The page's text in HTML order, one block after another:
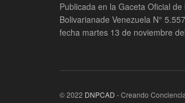
Publicada en la Gaceta Oficial
Bolivarianade Venezuela N°
fecha martes 13 de noviembre
© 2022 DNPCAD - Creando